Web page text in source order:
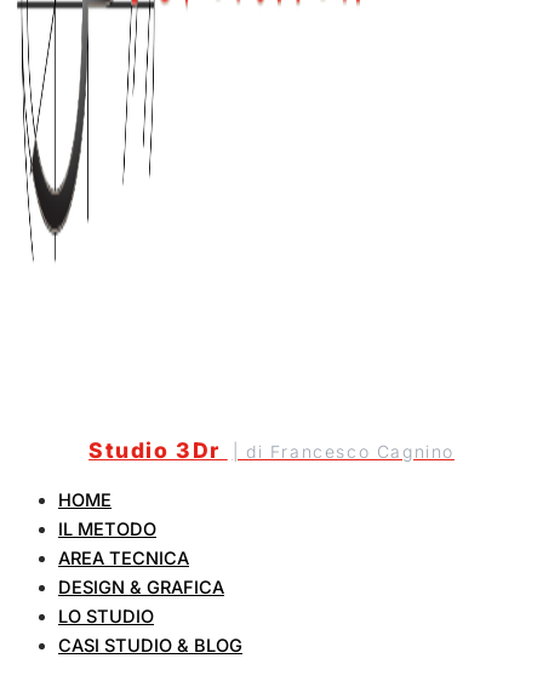
Studio 3Dr | di Francesco Cagnino
HOME
IL METODO
AREA TECNICA
DESIGN & GRAFICA
LO STUDIO
CASI STUDIO & BLOG